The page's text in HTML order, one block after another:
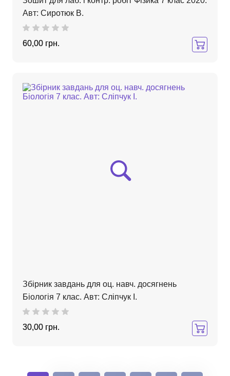
Авт: Сиротюк В.
60,00 грн.
Збірник завдань для оц. навч. досягнень
Біологія 7 клас. Авт: Сліпчук І.
30,00 грн.